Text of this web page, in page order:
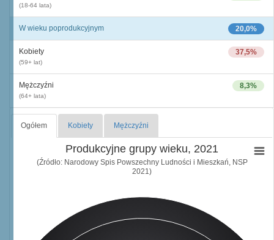
(18-64 lata)
20,0%
W wieku poprodukcyjnym
37,5%
Kobiety
(59+ lat)
8,3%
Mężczyźni
(64+ lata)
Ogółem Kobiety Mężczyźni
Produkcyjne grupy wieku, 2021
(Źródło: Narodowy Spis Powszechny Ludności i Mieszkań, NSP
2021)